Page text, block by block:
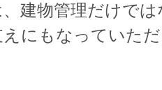
建物管理だけでは
にもなっていた